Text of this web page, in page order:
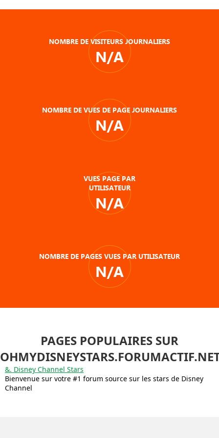
NOMBRE DE VISITEURS JOURNALIERS
N/A
NOMBRE DE VUES DE PAGE JOURNALIERS
N/A
VUES PAGE PAR
UTILISATEUR
N/A
NOMBRE DE PAGES VUES PAR UTILISATEUR
N/A
PAGES POPULAIRES SUR
&. Disney Channel Stars
Bienvenue sur votre #1 forum source sur les stars de Disney
Channel